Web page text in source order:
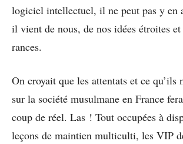
logiciel intellectuel, il ne peut pas y en
il vient de nous, de nos idées étroites
rances.
On croyait que les attentats et ce qu’ils
sur la société musulmane en France
coup de réel. Las ! Tout occupées à
leçons de maintien multiculti, les VIP